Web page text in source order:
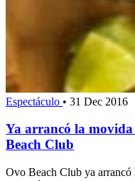
Espectáculo • 31 Dec 2016
Ya arrancó la
Beach Club
Ovo Beach Club ya arrancó